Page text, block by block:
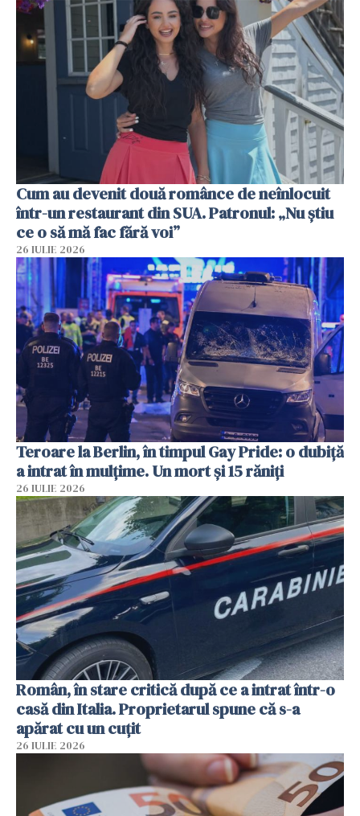
Cum au devenit două românce de neînlocuit
într-un restaurant din SUA. Patronul: „Nu știu
ce o să mă fac fără voi”
26 IULIE 2026
Teroare la Berlin, în timpul Gay Pride: o dubiță
a intrat în mulțime. Un mort și 15 răniți
26 IULIE 2026
Român, în stare critică după ce a intrat într-o
casă din Italia. Proprietarul spune că s-a
apărat cu un cuțit
26 IULIE 2026